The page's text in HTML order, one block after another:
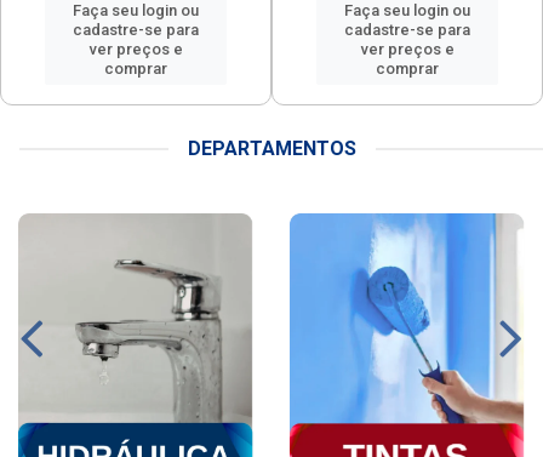
Faça seu login ou
cadastre-se para
ver preços e
comprar
Faça seu login ou
cadastre-se para
ver preços e
comprar
DEPARTAMENTOS